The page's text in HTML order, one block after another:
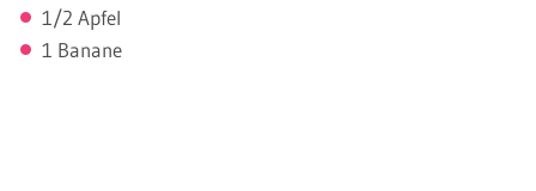
1/2 Apfel
1 Banane